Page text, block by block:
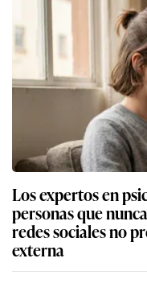
Los expertos en
personas que
redes sociales no
externa